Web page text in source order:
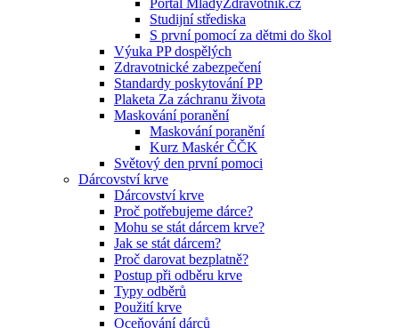
Portál MladyZdravotnik.cz
Studijní střediska
S první pomocí za dětmi do škol
Výuka PP dospělých
Zdravotnické zabezpečení
Standardy poskytování PP
Plaketa Za záchranu života
Maskování poranění
Maskování poranění
Kurz Maskér ČČK
Světový den první pomoci
Dárcovství krve
Dárcovství krve
Proč potřebujeme dárce?
Mohu se stát dárcem krve?
Jak se stát dárcem?
Proč darovat bezplatně?
Postup při odběru krve
Typy odběrů
Použití krve
Oceňování dárců